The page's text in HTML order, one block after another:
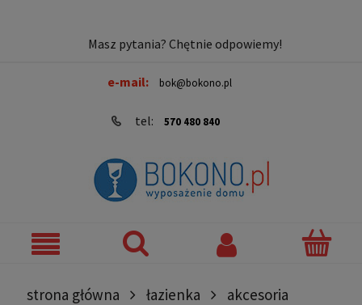
Masz pytania? Chętnie odpowiemy!
e-mail: bok@bokono.pl
tel: 570 480 840
strona główna łazienka
akcesoria